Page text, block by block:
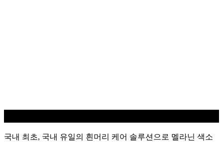
국내 최초, 국내 유일의 흰머리 케어 솔루션으로 멜라닌 색소